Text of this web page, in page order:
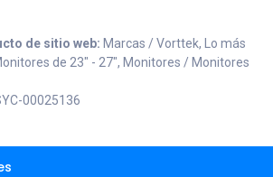
de sitio web: Marcas / Vorttek, Lo más
de 23" - 27", Monitores / Monitores
00025136